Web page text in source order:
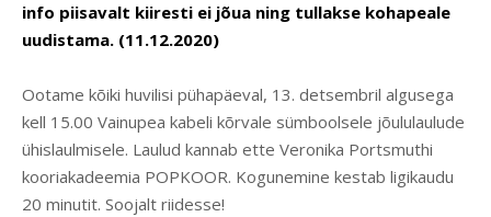
info piisavalt kiiresti ei jõua ning tullakse kohapeale
uudistama. (11.12.2020)
Ootame kõiki huvilisi pühapäeval, 13. detsembril algusega
kell 15.00 Vainupea kabeli kõrvale sümboolsele jõululaulude
ühislaulmisele. Laulud kannab ette Veronika Portsmuthi
kooriakadeemia POPKOOR. Kogunemine kestab ligikaudu
20 minutit. Soojalt riidesse!